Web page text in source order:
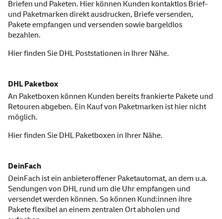
Briefen und Paketen. Hier können Kunden kontaktlos Brief-
und Paketmarken direkt ausdrucken, Briefe versenden,
Pakete empfangen und versenden sowie bargeldlos
bezahlen.
Hier finden Sie DHL Poststationen in Ihrer Nähe.
DHL Paketbox
An Paketboxen können Kunden bereits frankierte Pakete und
Retouren abgeben. Ein Kauf von Paketmarken ist hier nicht
möglich.
Hier finden Sie DHL Paketboxen in Ihrer Nähe.
DeinFach
DeinFach ist ein anbieteroffener Paketautomat, an dem u.a.
Sendungen von DHL rund um die Uhr empfangen und
versendet werden können. So können Kund:innen ihre
Pakete flexibel an einem zentralen Ort abholen und